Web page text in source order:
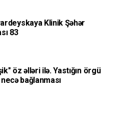
Klinik Şəhər
83
öz əlləri ilə. Yastığın örgü
bağlanması